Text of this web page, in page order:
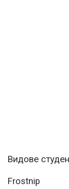
Видове
Frostnip